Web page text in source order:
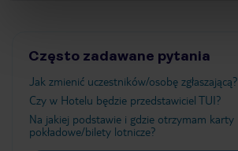
Często zadawane pytania
Jak zmienić uczestników/osobę zgłaszającą?
Czy w Hotelu będzie przedstawiciel TUI?
Na jakiej podstawie i gdzie otrzymam karty
pokładowe/bilety lotnicze?